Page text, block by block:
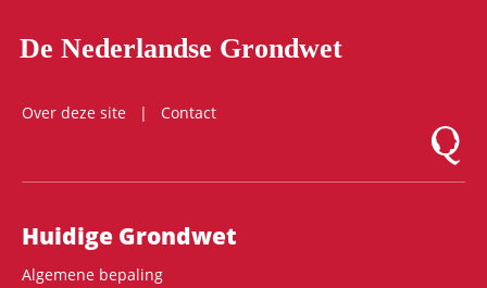
De Nederlandse Grondwet
Over deze site
Contact
Logo
Hoofdnavigatie
Huidige Grondwet
Algemene bepaling